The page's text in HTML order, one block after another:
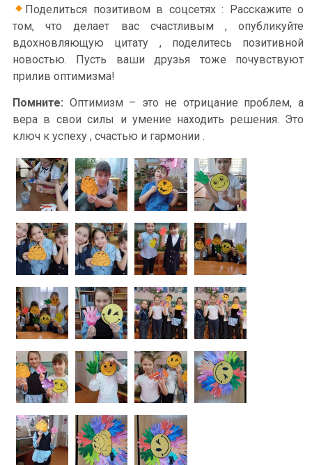
Поделиться позитивом в соцсетях : Расскажите о
том, что делает вас счастливым , опубликуйте
вдохновляющую цитату , поделитесь позитивной
новостью. Пусть ваши друзья тоже почувствуют
прилив оптимизма!
Помните: Оптимизм – это не отрицание проблем, а
вера в свои силы и умение находить решения. Это
ключ к успеху , счастью и гармонии .